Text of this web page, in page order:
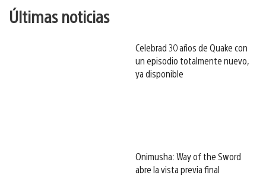
Últimas noticias
Celebrad 30 años de Quake con
un episodio totalmente nuevo,
ya disponible
Onimusha: Way of the Sword
abre la vista previa final